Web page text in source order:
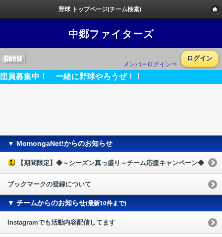
野球 トップページ(チーム検索)
中郷ファイターズ
メンバーログイン⇒
ログイン
団員募集中！ 一緒に野球やろうぜ！！
▼ MomongaNet!からのお知らせ
【期間限定】◆～シーズン真っ盛り～チーム応援キャンペーン◆
ブックマークの登録について
▼ チームからのお知らせ(最新10件まで)
Instagramでも活動内容配信してます